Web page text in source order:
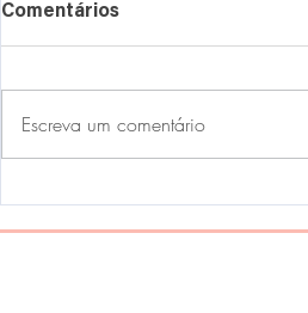
Comentários
Escreva um comentário